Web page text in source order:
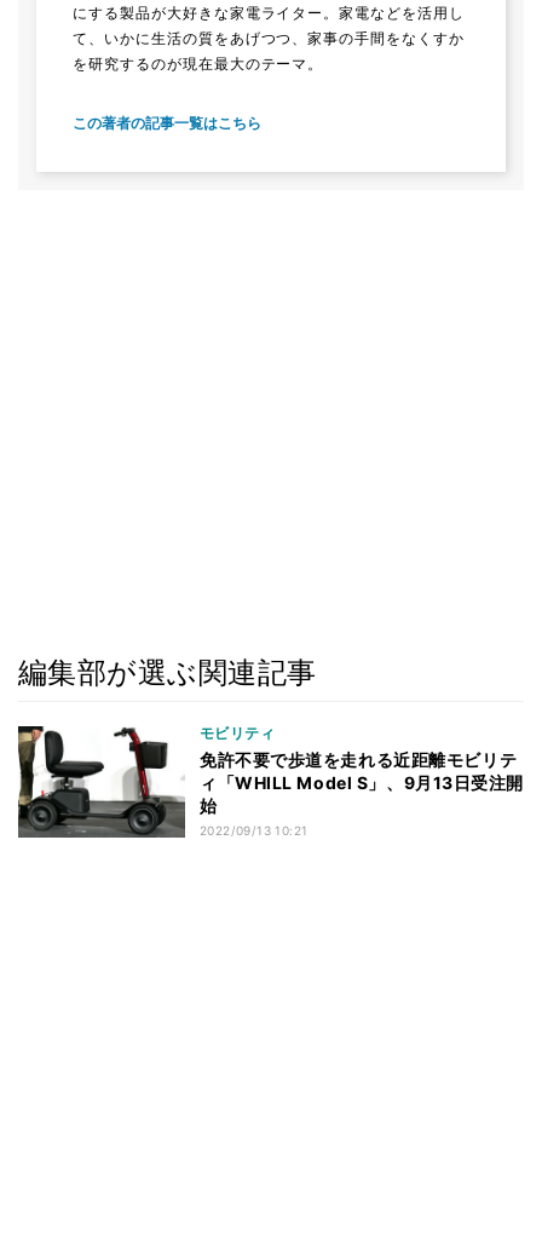
にする製品が大好きな家電ライター。家電などを活用し
て、いかに生活の質をあげつつ、家事の手間をなくすか
を研究するのが現在最大のテーマ。
この著者の記事一覧はこちら
編集部が選ぶ関連記事
モビリティ
免許不要で歩道を走れる近距離モビリテ
ィ「WHILL Model S」、9月13日受注開
始
2022/09/13 10:21